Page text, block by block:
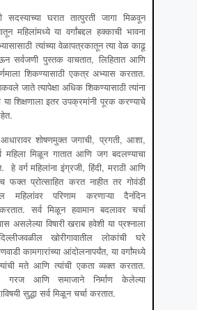
सदस्याच्या घरात तात्पुरती जागा मिळवून
महिलांमध्ये या वर्गांबद्दल हक्काची भावना
त्यांच्या वेळापत्रकातून त्या वेळ काढू
सर्वजणी पुस्तक वाचतात, लिहितात आणि
शिकण्यासाठी एकत्र अभ्यास करतात.
जाते त्यापेक्षा अधिक शिकण्यासाठी त्यांना
या शिक्षणाला इतर उपक्रमांनी पूरक करण्याचे
आधारावर शोषणमुक्त जगाची, प्रगती, आशा,
महिला मिळून गातात आणि जग बदलण्याचा
हे वर्ग महिलांना इंग्रजी, हिंदी, मराठी आणि
फक्त प्रोत्साहित करत नाहीत तर गोवंडी
महिलांवर परिणाम करणाऱ्या दैनंदिन
सर्व मिळून हवामान बदलावर चर्चा
विषारी खराब हवेशी या प्रश्नाला
खोरीगावातील लोकांची घरे
कामगारांच्या आंदोलनापर्यंत, या वर्गांमध्ये
मते आणि त्यांची एकता व्यक्त करतात.
गरज आणि समाजाने निर्माण केलेल्या
सुद्धा सर्व मिळून चर्चा करतात.